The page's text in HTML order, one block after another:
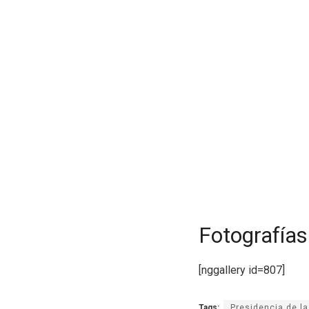
Fotografías
[nggallery id=807]